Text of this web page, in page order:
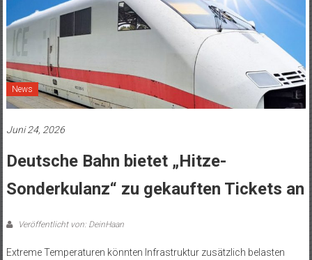
News
Juni 24, 2026
Deutsche Bahn bietet „Hitze-
Sonderkulanz“ zu gekauften Tickets an
Veröffentlicht von: DeinHaan
Extreme Temperaturen könnten Infrastruktur zusätzlich belasten